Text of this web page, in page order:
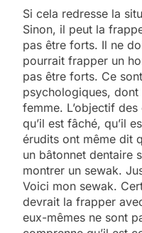
Si cela redresse la
Sinon, il peut la
pas être forts. Il ne
pourrait frapper un
pas être forts. Ce
psychologiques, dont
femme. L’objectif
qu’il est fâché, qu’il
érudits ont même dit
un bâtonnet dentaire
montrer un sewak.
Voici mon sewak.
devrait la frapper
eux-mêmes ne sont